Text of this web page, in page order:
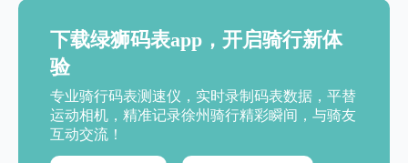
下载绿狮码表app，开启骑行新体
验
专业骑行码表测速仪，实时录制码表数据，平替
运动相机，精准记录徐州骑行精彩瞬间，与骑友
互动交流！